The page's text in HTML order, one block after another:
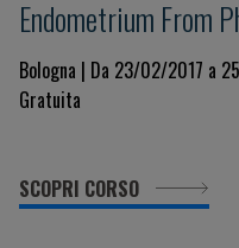
Endometrium From
Bologna | Da 23/02/2017 a
Gratuita
SCOPRI CORSO